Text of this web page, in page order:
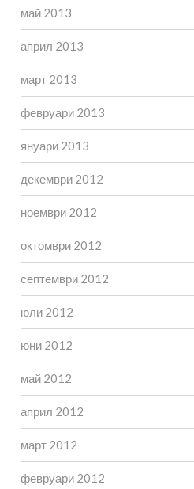
май 2013
април 2013
март 2013
февруари 2013
януари 2013
декември 2012
ноември 2012
октомври 2012
септември 2012
юли 2012
юни 2012
май 2012
април 2012
март 2012
февруари 2012